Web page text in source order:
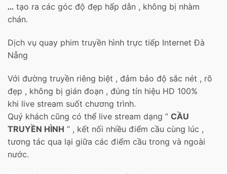
… tạo ra các góc độ đẹp hấp dẫn , không bị nhàm
chán.
Dịch vụ quay phim truyền hình trực tiếp Internet Đà
Nẵng
Với đường truyền riêng biệt , đảm bảo độ sắc nét , rõ
đẹp , không bị gián đoạn , đúng tín hiệu HD 100%
khi live stream suốt chương trình.
Quý khách cũng có thể live stream dạng ” CẦU
TRUYỀN HÌNH ” , kết nối nhiều điểm cầu cùng lúc ,
tương tác qua lại giữa các điểm cầu trong và ngoài
nước.